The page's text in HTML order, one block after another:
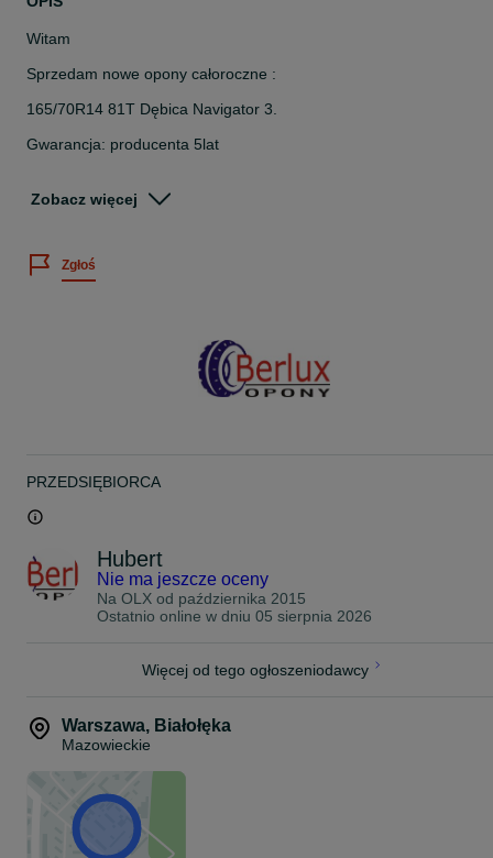
Witam
Sprzedam nowe opony całoroczne :
165/70R14 81T Dębica Navigator 3.
Gwarancja: producenta 5lat
telefonicznym.
03-017 Warszawa Białołęka
Na miejscu posiadamy duży wybór opon nowych i używanych w
atrakcyjnych cenach .
Zobacz więcej
Zgłoś
PRZEDSIĘBIORCA
Hubert
Nie ma jeszcze oceny
Na OLX od października 2015
Ostatnio online w dniu 05 sierpnia 2026
Więcej od tego ogłoszeniodawcy
Warszawa, Białołęka
Mazowieckie